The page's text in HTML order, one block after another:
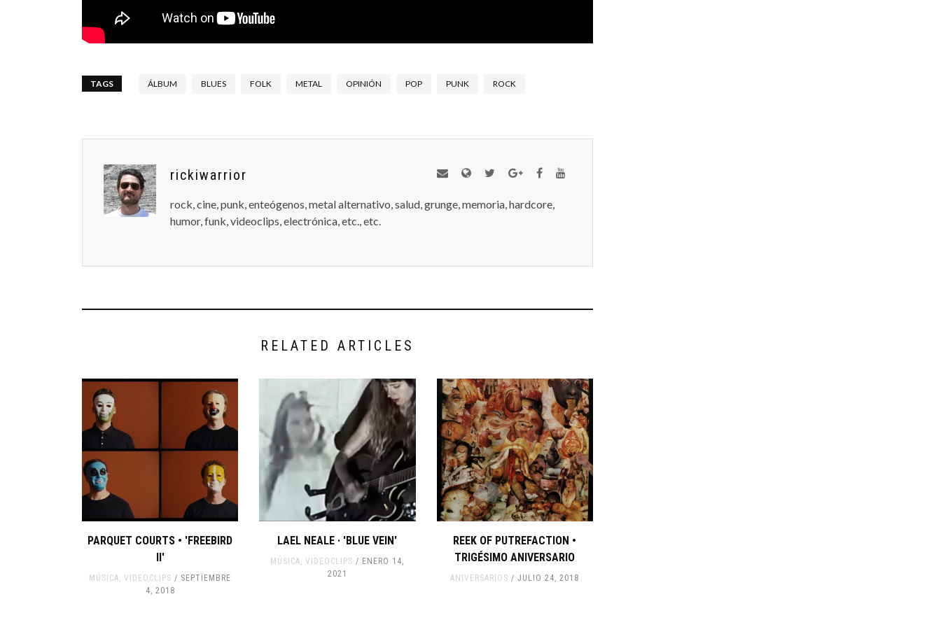
TAGS ÁLBUM BLUES FOLK METAL OPINIÓN POP PUNK ROCK
rickiwarrior
rock, cine, punk, enteógenos, metal alternativo, salud, grunge, memoria, hardcore,
humor, funk, videoclips, electrónica, etc., etc.
RELATED ARTICLES
PARQUET COURTS • 'FREEBIRD
II'
MÚSICA,VIDEOCLIPS
SEPTIEMBRE
4, 2018
LAEL NEALE · 'BLUE VEIN'
MÚSICA,VIDEOCLIPS
ENERO 14,
2021
REEK OF PUTREFACTION •
TRIGÉSIMO ANIVERSARIO
ANIVERSARIOS JULIO 24, 2018